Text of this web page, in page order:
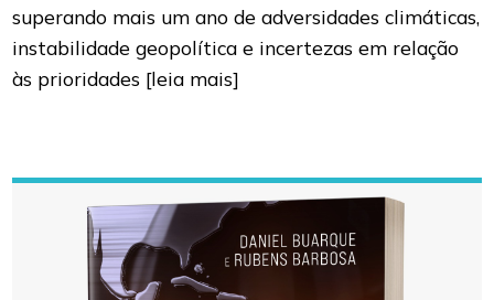
superando mais um ano de adversidades climáticas,
instabilidade geopolítica e incertezas em relação
às prioridades [leia mais]